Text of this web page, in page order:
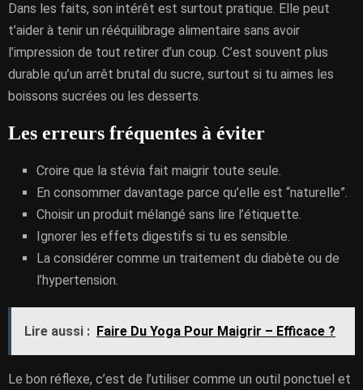
Dans les faits, son intérêt est surtout pratique. Elle peut
t’aider à tenir un rééquilibrage alimentaire sans avoir
l’impression de tout retirer d’un coup. C’est souvent plus
durable qu’un arrêt brutal du sucre, surtout si tu aimes les
boissons sucrées ou les desserts.
Les erreurs fréquentes à éviter
Croire que la stévia fait maigrir toute seule.
En consommer davantage parce qu’elle est “naturelle”.
Choisir un produit mélangé sans lire l’étiquette.
Ignorer les effets digestifs si tu es sensible.
La considérer comme un traitement du diabète ou de
l’hypertension.
Lire aussi : Faire Du Yoga Pour Maigrir – Efficace ?
Le bon réflexe, c’est de l’utiliser comme un outil ponctuel et